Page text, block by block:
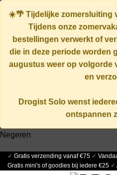
☀️🌴 Tijdelijke zomersluiting
Tijdens onze
bestellingen verwerkt of
die in deze periode worden
augustusweer op volgorde
en
Drogist Solo wenst
ontspannen
Negeren
Ga
naar
✓ Gratis verzending vanaf €75 ✓
Gratis mini's of goodies bij iedere €25 ✓